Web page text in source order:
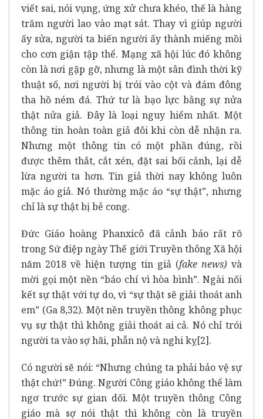
viết sai, nói vụng, ứng xử chưa khéo, thế là hàng
trăm người lao vào mạt sát. Thay vì giúp người
ấy sửa, người ta biến người ấy thành miếng mồi
cho cơn giận tập thể. Mạng xã hội lúc đó không
còn là nơi gặp gỡ, nhưng là một sân đình thời kỹ
thuật số, nơi người bị trói vào cột và đám đông
tha hồ ném đá. Thứ tư là bạo lực bằng sự nửa
thật nửa giả. Đây là loại nguy hiểm nhất. Một
thông tin hoàn toàn giả đôi khi còn dễ nhận ra.
Nhưng một thông tin có một phần đúng, rồi
được thêm thắt, cắt xén, đặt sai bối cảnh, lại dễ
lừa người ta hơn. Tin giả thời nay không luôn
mặc áo giả. Nó thường mặc áo “sự thật”, nhưng
chỉ là sự thật bị bẻ cong.
Đức Giáo hoàng Phanxicô đã cảnh báo rất rõ
trong Sứ điệp ngày Thế giới Truyền thông Xã hội
năm 2018 về hiện tượng tin giả (fake news) và
mời gọi một nền “báo chí vì hòa bình”. Ngài nối
kết sự thật với tự do, vì “sự thật sẽ giải thoát anh
em” (Ga 8,32). Một nền truyền thông không phục
vụ sự thật thì không giải thoát ai cả. Nó chỉ trói
người ta vào sợ hãi, phẫn nộ và nghi kỵ[2].
Có người sẽ nói: “Nhưng chúng ta phải bảo vệ sự
thật chứ!” Đúng. Người Công giáo không thể làm
ngơ trước sự gian dối. Một truyền thông Công
giáo mà sợ nói thật thì không còn là truyền